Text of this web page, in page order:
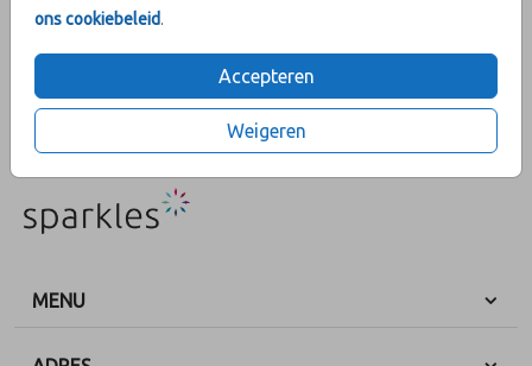
ons cookiebeleid.
Accepteren
Weigeren
OMSCHRIJVING
Donkerblauw met gouden inlay 12 X 18
Prijs:
MENU